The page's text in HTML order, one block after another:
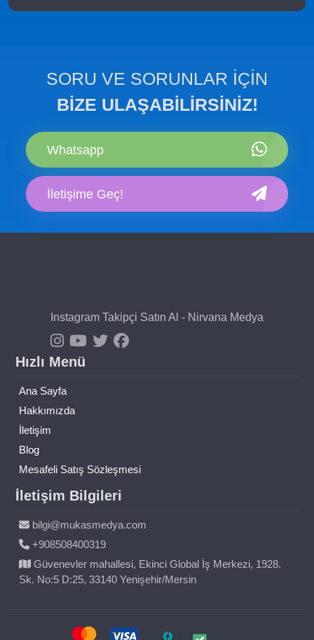
SORU VE SORUNLAR İÇİN
BİZE ULAŞABİLİRSİNİZ!
Whatsapp
İletişime Geç!
Instagram Takipçi Satın Al - Nirvana Medya
Hızlı Menü
Ana Sayfa
Hakkımızda
İletişim
Blog
Mesafeli Satış Sözleşmesi
İletişim Bilgileri
bilgi@mukasmedya.com
+908508400319
Güvenevler mahallesi, Ekinci Global İş Merkezi, 1928.
Sk. No:5 D:25, 33140 Yenişehir/Mersin